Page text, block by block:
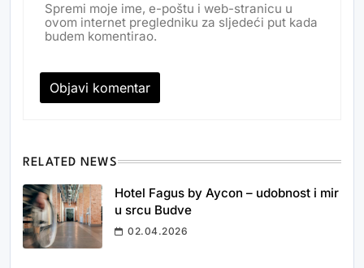
Spremi moje ime, e-poštu i web-stranicu u
ovom internet pregledniku za sljedeći put kada
budem komentirao.
RELATED NEWS
Hotel Fagus by Aycon – udobnost i mir
u srcu Budve
02.04.2026